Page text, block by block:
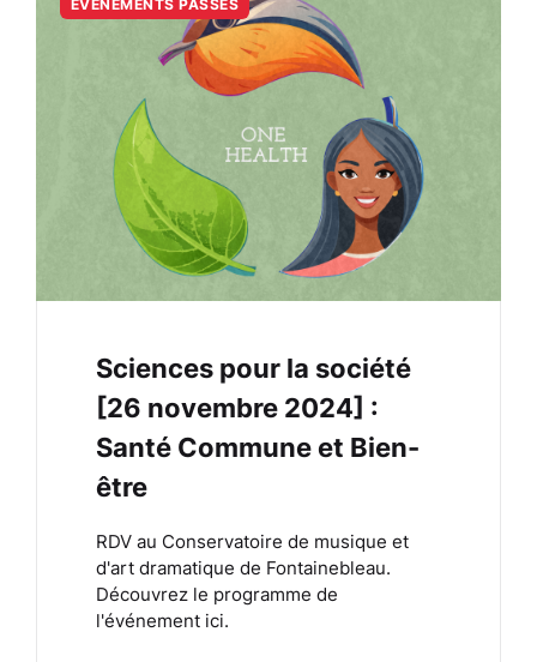
ÉVÈNEMENTS PASSÉS
Sciences pour la société
[26 novembre 2024] :
Santé Commune et Bien-
être
RDV au Conservatoire de musique et
d'art dramatique de Fontainebleau.
Découvrez le programme de
l'événement ici.